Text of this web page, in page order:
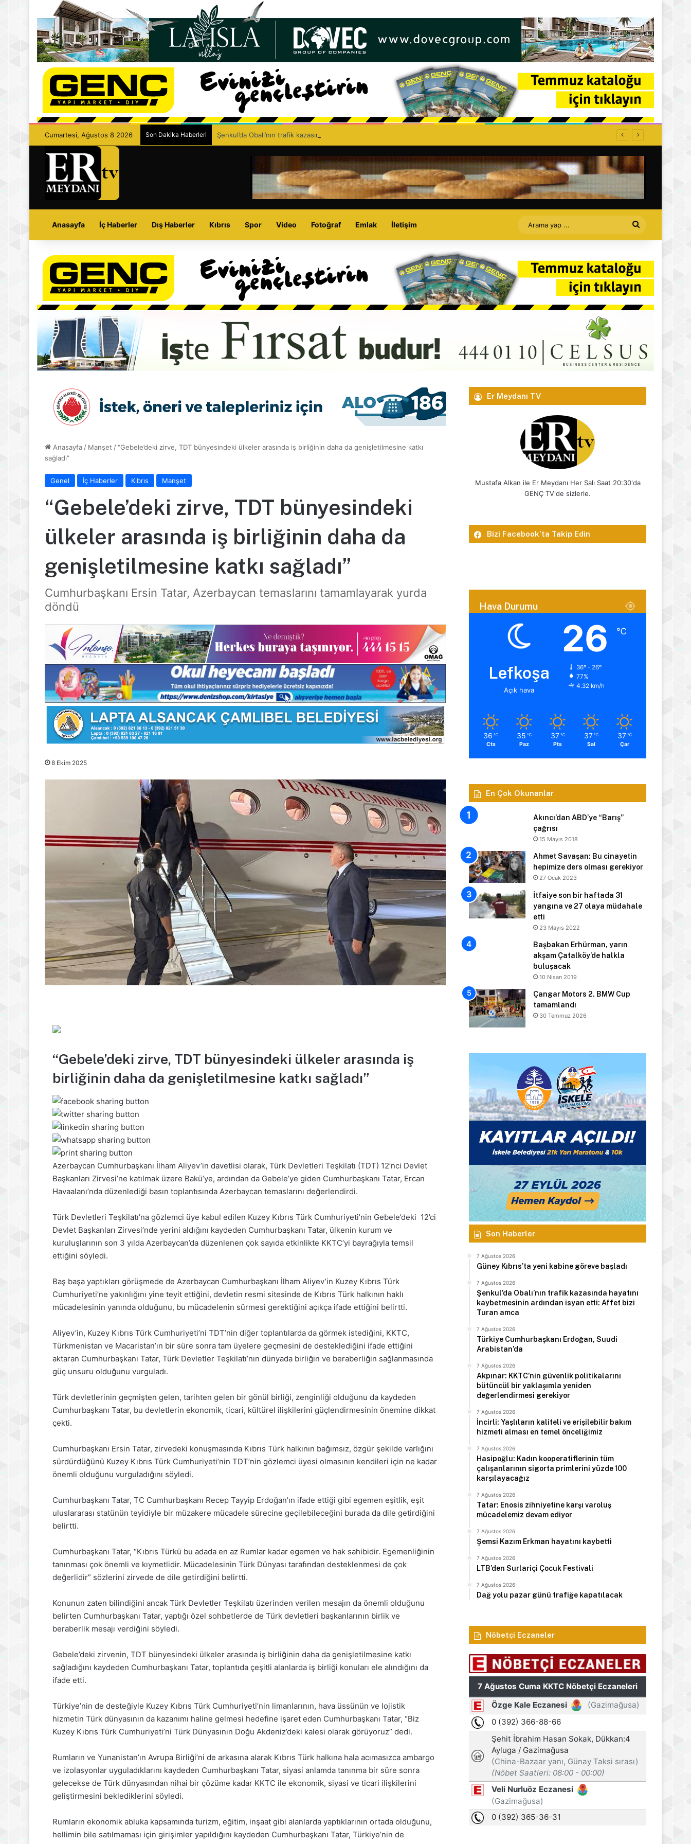
Cumartesi, Ağustos 8 2026 Son Dakika Haberleri Şenkul’da Obalı’nın trafik kazasında hayatını kaybetmesinin ardından isyan etti: Affet bizi Turan amca
Anasayfa İç Haberler Dış Haberler Kıbrıs Spor Video Fotoğraf Emlak İletişim
Arama
yap
...
Anasayfa / Manşet /“Gebele’deki zirve, TDT bünyesindeki ülkeler arasında iş birliğinin daha da genişletilmesine katkı
sağladı”
Genel İç Haberler Kıbrıs Manşet
“Gebele’deki zirve, TDT bünyesindeki
ülkeler arasında iş birliğinin daha da
genişletilmesine katkı sağladı”
Cumhurbaşkanı Ersin Tatar, Azerbaycan temaslarını tamamlayarak yurda
döndü
8 Ekim 2025
“Gebele’deki zirve, TDT bünyesindeki ülkeler arasında iş
birliğinin daha da genişletilmesine katkı sağladı”
Azerbaycan Cumhurbaşkanı İlham Aliyev’in davetlisi olarak, Türk Devletleri Teşkilatı (TDT) 12’nci Devlet
Başkanları Zirvesi’ne katılmak üzere Bakü’ye, ardından da Gebele’ye giden Cumhurbaşkanı Tatar, Ercan
Havaalanı’nda düzenlediği basın toplantısında Azerbaycan temaslarını değerlendirdi.
Türk Devletleri Teşkilatı’na gözlemci üye kabul edilen Kuzey Kıbrıs Türk Cumhuriyeti’nin Gebele’deki 12’ci
Devlet Başkanları Zirvesi’nde yerini aldığını kaydeden Cumhurbaşkanı Tatar, ülkenin kurum ve
kuruluşlarının son 3 yılda Azerbaycan’da düzenlenen çok sayıda etkinlikte KKTC’yi bayrağıyla temsil
ettiğini söyledi.
Baş başa yaptıkları görüşmede de Azerbaycan Cumhurbaşkanı İlham Aliyev’in Kuzey Kıbrıs Türk
Cumhuriyeti’ne yakınlığını yine teyit ettiğini, devletin resmi sitesinde de Kıbrıs Türk halkının haklı
mücadelesinin yanında olduğunu, bu mücadelenin sürmesi gerektiğini açıkça ifade ettiğini belirtti.
Aliyev’in, Kuzey Kıbrıs Türk Cumhuriyeti’ni TDT’nin diğer toplantılarda da görmek istediğini, KKTC,
Türkmenistan ve Macaristan’ın bir süre sonra tam üyelere geçmesini de desteklediğini ifade ettiğini
aktaran Cumhurbaşkanı Tatar, Türk Devletler Teşkilatı’nın dünyada birliğin ve beraberliğin sağlanmasında
güç unsuru olduğunu vurguladı.
Türk devletlerinin geçmişten gelen, tarihten gelen bir gönül birliği, zenginliği olduğunu da kaydeden
Cumhurbaşkanı Tatar, bu devletlerin ekonomik, ticari, kültürel ilişkilerini güçlendirmesinin önemine dikkat
çekti.
Cumhurbaşkanı Ersin Tatar, zirvedeki konuşmasında Kıbrıs Türk halkının bağımsız, özgür şekilde varlığını
sürdürdüğünü Kuzey Kıbrıs Türk Cumhuriyeti’nin TDT’nin gözlemci üyesi olmasının kendileri için ne kadar
önemli olduğunu vurguladığını söyledi.
Cumhurbaşkanı Tatar, TC Cumhurbaşkanı Recep Tayyip Erdoğan’ın ifade ettiği gibi egemen eşitlik, eşit
uluslararası statünün teyidiyle bir müzakere mücadele sürecine geçilebileceğini burada da dile getirdiğini
belirtti.
Cumhurbaşkanı Tatar, “Kıbrıs Türkü bu adada en az Rumlar kadar egemen ve hak sahibidir. Egemenliğinin
tanınması çok önemli ve kıymetlidir. Mücadelesinin Türk Dünyası tarafından desteklenmesi de çok
değerlidir” sözlerini zirvede de dile getirdiğini belirtti.
Konunun zaten bilindiğini ancak Türk Devletler Teşkilatı üzerinden verilen mesajın da önemli olduğunu
belirten Cumhurbaşkanı Tatar, yaptığı özel sohbetlerde de Türk devletleri başkanlarının birlik ve
beraberlik mesajı verdiğini söyledi.
Gebele’deki zirvenin, TDT bünyesindeki ülkeler arasında iş birliğinin daha da genişletilmesine katkı
sağladığını kaydeden Cumhurbaşkanı Tatar, toplantıda çeşitli alanlarda iş birliği konuları ele alındığını da
ifade etti.
Türkiye’nin de desteğiyle Kuzey Kıbrıs Türk Cumhuriyeti’nin limanlarının, hava üssünün ve lojistik
hizmetin Türk dünyasının da kazanımı haline gelmesi hedefine işaret eden Cumhurbaşkanı Tatar, “Biz
Kuzey Kıbrıs Türk Cumhuriyeti’ni Türk Dünyasının Doğu Akdeniz’deki kalesi olarak görüyoruz” dedi.
Rumların ve Yunanistan’ın Avrupa Birliği’ni de arkasına alarak Kıbrıs Türk halkına hala acımasızca ambargo
ve izolasyonlar uyguladıklarını kaydeden Cumhurbaşkanı Tatar, siyasi anlamda tanınma bir süre sonra
gelecekse de Türk dünyasından nihai bir çözüme kadar KKTC ile ekonomik, siyasi ve ticari ilişkilerini
geliştirmesini beklediklerini söyledi.
Rumların ekonomik abluka kapsamında turizm, eğitim, inşaat gibi alanlarda yaptıklarının ortada olduğunu,
hellimin bile satılmaması için girişimler yapıldığını kaydeden Cumhurbaşkanı Tatar, Türkiye’nin de
Er Meydanı TV
Mustafa Alkan ile Er Meydanı Her Salı Saat 20:30'da
GENÇ TV'de sizlerle.
Bizi Facebook’ta Takip Edin
Hava Durumu
Lefkoşa
Açık hava
26 ℃
36º - 26º
77%
4.32 km/h
36 ℃
Cts
35 ℃
Paz
37 ℃
Pts
37 ℃
Sal
37 ℃
Çar
En Çok Okunanlar
Akıncı’dan ABD’ye “Barış”
çağrısı
15 Mayıs 2018
Ahmet Savaşan: Bu cinayetin
hepimize ders olması gerekiyor
27 Ocak 2023
İtfaiye son bir haftada 31
yangına ve 27 olaya müdahale
etti
23 Mayıs 2022
Başbakan Erhürman, yarın
akşam Çatalköy’de halkla
buluşacak
10 Nisan 2019
Çangar Motors 2. BMW Cup
tamamlandı
30 Temmuz 2026
Son Haberler
7 Ağustos 2026
Güney Kıbrıs’ta yeni kabine göreve başladı
7 Ağustos 2026
Şenkul’da Obalı’nın trafik kazasında hayatını
kaybetmesinin ardından isyan etti: Affet bizi
Turan amca
7 Ağustos 2026
Türkiye Cumhurbaşkanı Erdoğan, Suudi
Arabistan’da
7 Ağustos 2026
Akpınar: KKTC’nin güvenlik politikalarını
bütüncül bir yaklaşımla yeniden
değerlendirmesi gerekiyor
7 Ağustos 2026
İncirli: Yaşlıların kaliteli ve erişilebilir bakım
hizmeti alması en temel önceliğimiz
7 Ağustos 2026
Hasipoğlu: Kadın kooperatiflerinin tüm
çalışanlarının sigorta primlerini yüzde 100
karşılayacağız
7 Ağustos 2026
Tatar: Enosis zihniyetine karşı varoluş
mücadelemiz devam ediyor
7 Ağustos 2026
Şemsi Kazım Erkman hayatını kaybetti
7 Ağustos 2026
LTB’den Surlariçi Çocuk Festivali
7 Ağustos 2026
Dağ yolu pazar günü trafiğe kapatılacak
Nöbetçi Eczaneler